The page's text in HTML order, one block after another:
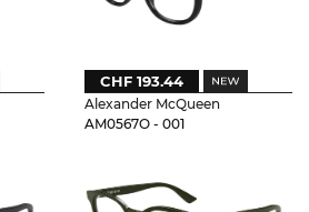
Alexander McQueen
AM0567O - 001
CHF 193.44